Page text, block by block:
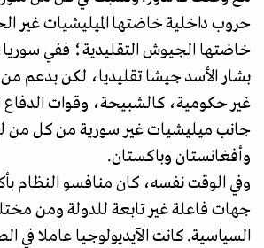
حروب داخلية خاضتها الميليشيات غير
خاضتها الجيوش التقليدية؛ ففي
بشار الأسد جيشا تقليديا، لكن بدعم
غير حكومية، كالشبيحة، وقوات الدفاع
جانب ميليشيات غير سورية من كل من
وأفغانستان وباكستان.
وفي الوقت نفسه، كان منافسو النظام
جهات فاعلة غير تابعة للدولة ومن
السياسية. كانت الآيديولوجيا عاملا في